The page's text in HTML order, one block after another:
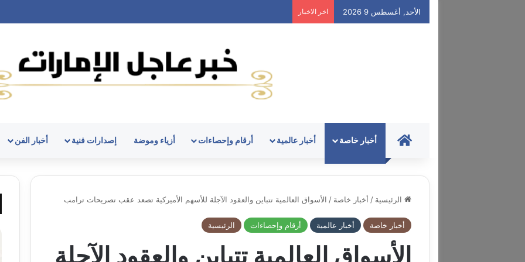
الأحد, أغسطس 9 2026 اخر الاخبار
HOMEأخبار خاصة أخبار عالمية أرقام وإحصاءات أزياء وموضة إصدارات فنية أخبار الفن
الرئيسية / أخبار خاصة / الأسواق العالمية تتباين والعقود الآجلة للأسهم الأميركية تصعد عقب تصريحات ترامب
أخبار خاصة أخبار عالمية أرقام وإحصاءات الرئيسية
الأسواق العالمية تتباين والعقود الآجلة